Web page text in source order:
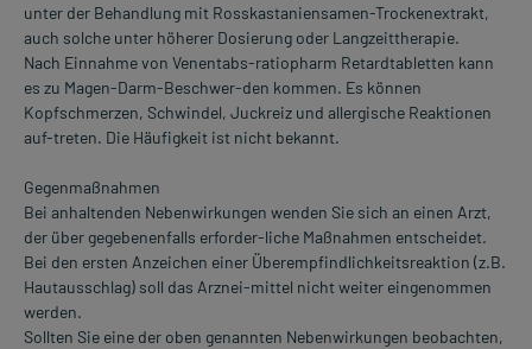
unter der Behandlung mit Rosskastaniensamen-Trockenextrakt,
auch solche unter höherer Dosierung oder Langzeittherapie.
Nach Einnahme von Venentabs-ratiopharm Retardtabletten kann
es zu Magen-Darm-Beschwer-den kommen. Es können
Kopfschmerzen, Schwindel, Juckreiz und allergische Reaktionen
auf-treten. Die Häufigkeit ist nicht bekannt.
Gegenmaßnahmen
Bei anhaltenden Nebenwirkungen wenden Sie sich an einen Arzt,
der über gegebenenfalls erforder-liche Maßnahmen entscheidet.
Bei den ersten Anzeichen einer Überempfindlichkeitsreaktion (z.B.
Hautausschlag) soll das Arznei-mittel nicht weiter eingenommen
werden.
Sollten Sie eine der oben genannten Nebenwirkungen beobachten,